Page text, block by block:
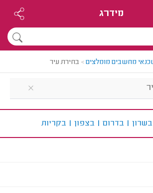
מידרג
מחשבים מומלצים> בחירת עיר
בשרון | בדרום | בצפון | בקריות